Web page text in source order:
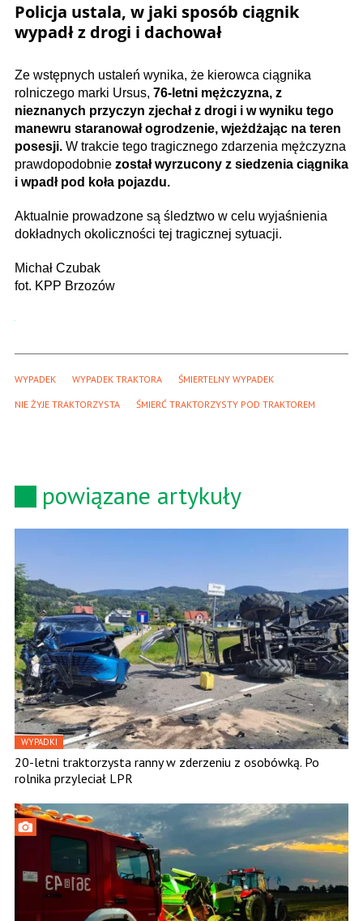
Policja ustala, w jaki sposób ciągnik
wypadł z drogi i dachował
Ze wstępnych ustaleń wynika, że kierowca ciągnika
rolniczego marki Ursus, 76-letni mężczyzna, z
nieznanych przyczyn zjechał z drogi i w wyniku tego
manewru staranował ogrodzenie, wjeżdżając na teren
posesji. W trakcie tego tragicznego zdarzenia mężczyzna
prawdopodobnie został wyrzucony z siedzenia ciągnika
i wpadł pod koła pojazdu.
Aktualnie prowadzone są śledztwo w celu wyjaśnienia
dokładnych okoliczności tej tragicznej sytuacji.
Michał Czubak
fot. KPP Brzozów
WYPADEK WYPADEK TRAKTORA ŚMIERTELNY WYPADEK
NIE ŻYJE TRAKTORZYSTA ŚMIERĆ TRAKTORZYSTY POD TRAKTOREM
powiązane artykuły
WYPADKI
20-letni traktorzysta ranny w zderzeniu z osobówką. Po
rolnika przyleciał LPR